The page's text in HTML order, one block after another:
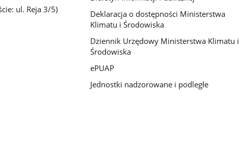
ul. Reja 3/5)
Deklaracja o dostępności Ministerstwa
Klimatu i Środowiska
Dziennik Urzędowy Ministerstwa Klimatu i
Środowiska
ePUAP
Jednostki nadzorowane i podległe